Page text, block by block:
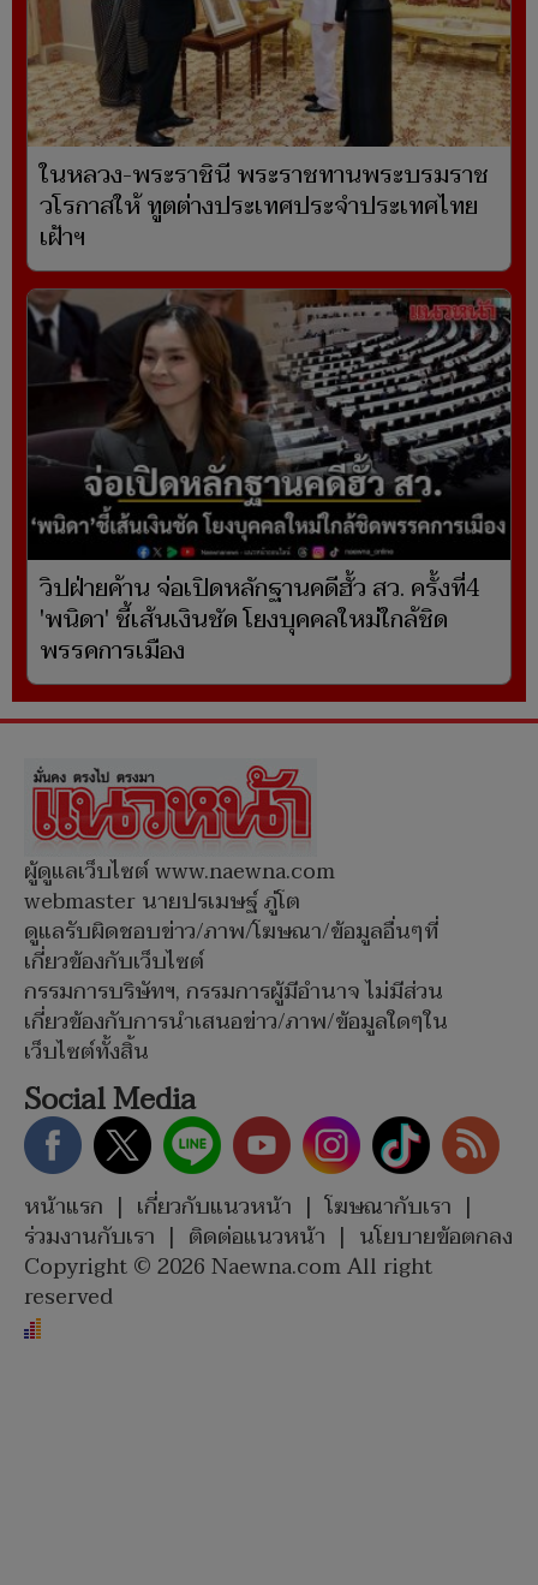
ในหลวง-พระราชินี พระราชทานพระบรมราช
วโรกาสให้ ทูตต่างประเทศประจำประเทศไทย
เฝ้าฯ
วิปฝ่ายค้าน จ่อเปิดหลักฐานคดีฮั้ว สว. ครั้งที่4
'พนิดา' ชี้เส้นเงินชัด โยงบุคคลใหม่ใกล้ชิด
พรรคการเมือง
ผู้ดูแลเว็บไซต์ www.naewna.com
webmaster นายปรเมษฐ์ ภู่โต
ดูแลรับผิดชอบข่าว/ภาพ/โฆษณา/ข้อมูลอื่นๆที่
เกี่ยวข้องกับเว็บไซต์
กรรมการบริษัทฯ, กรรมการผู้มีอำนาจ ไม่มีส่วน
เกี่ยวข้องกับการนำเสนอข่าว/ภาพ/ข้อมูลใดๆใน
เว็บไซต์ทั้งสิ้น
Social Media
หน้าแรก | เกี่ยวกับแนวหน้า | โฆษณากับเรา |
ร่วมงานกับเรา | ติดต่อแนวหน้า | นโยบายข้อตกลง
Copyright © 2026 Naewna.com All right
reserved